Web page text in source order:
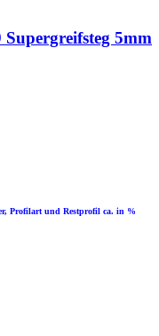
Supergreifsteg 5mm
Profilart und Restprofil ca. in %